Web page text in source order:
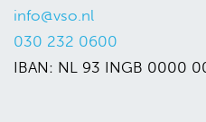
info@vso.nl
030 232 0600
IBAN: NL 93 INGB 0000